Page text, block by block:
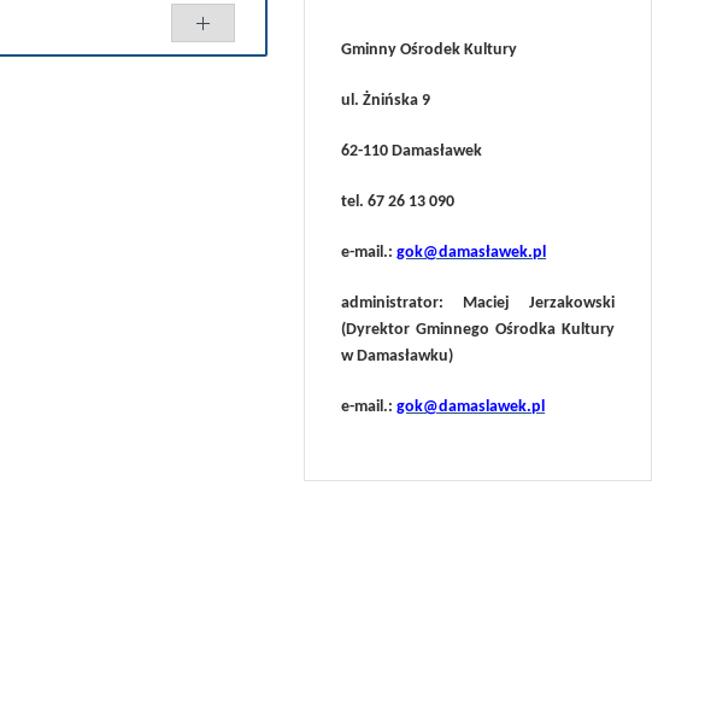
Gminny Ośrodek Kultury
ul. Żnińska 9
62-110 Damasławek
tel. 67 26 13 090
e-mail.:gok@damasławek.pl
administrator: Maciej Jerzakowski
(Dyrektor Gminnego Ośrodka Kultury
w Damasławku)
e-mail.:gok@damaslawek.pl